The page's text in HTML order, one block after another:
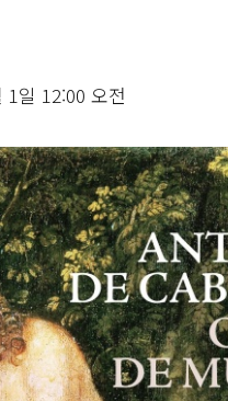
1일 12:00 오전